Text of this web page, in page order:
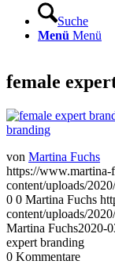
Suche
Menü Menü
female
von Martina Fuchs
https://www.martina-
content/uploads/
0 0 Martina Fuchs
content/uploads/
Martina Fuchs2020-
expert branding
0 Kommentare